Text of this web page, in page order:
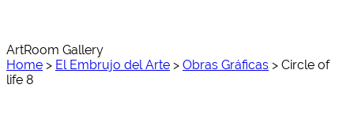
ArtRoom Gallery
Home > El Embrujo del Arte > Obras Gráficas > Circle of
life 8